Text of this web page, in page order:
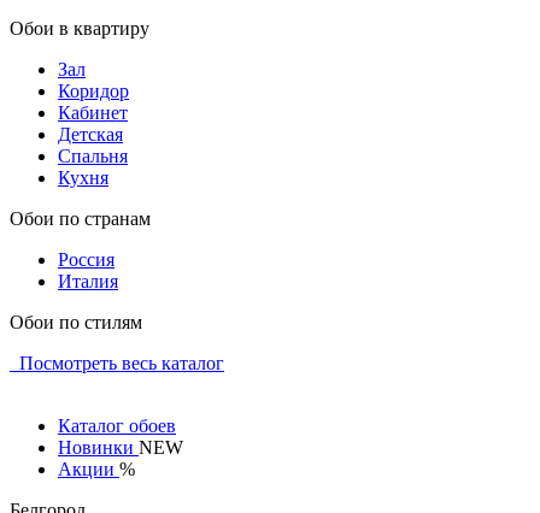
Обои в квартиру
Зал
Коридор
Кабинет
Детская
Спальня
Кухня
Обои по странам
Россия
Италия
Обои по стилям
Посмотреть весь каталог
Каталог обоев
Новинки NEW
Акции %